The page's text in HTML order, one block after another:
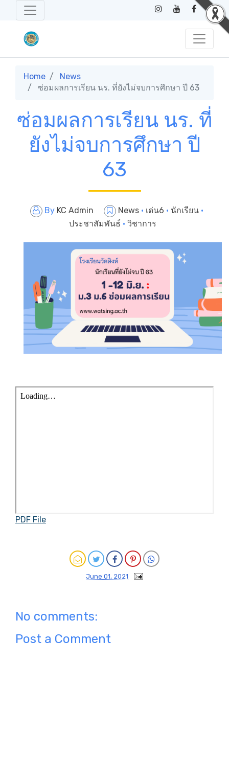
Home
News
ซ่อมผลการเรียน นร. ที่ยังไม่จบการศึกษา ปี 63
ซ่อมผลการเรียน นร. ที่
ยังไม่จบการศึกษา ปี
63
By KC Admin News · เด่น6 · นักเรียน ·
ประชาสัมพันธ์ · วิชาการ
PDF File
June 01, 2021
No comments:
Post a Comment